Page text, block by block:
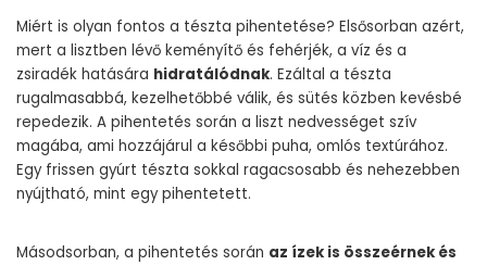
Miért is olyan fontos a tészta pihentetése? Elsősorban azért,
mert a lisztben lévő keményítő és fehérjék, a víz és a
zsiradék hatására hidratálódnak. Ezáltal a tészta
rugalmasabbá, kezelhetőbbé válik, és sütés közben kevésbé
repedezik. A pihentetés során a liszt nedvességet szív
magába, ami hozzájárul a későbbi puha, omlós textúrához.
Egy frissen gyúrt tészta sokkal ragacsosabb és nehezebben
nyújtható, mint egy pihentetett.
Másodsorban, a pihentetés során az ízek is összeérnek és